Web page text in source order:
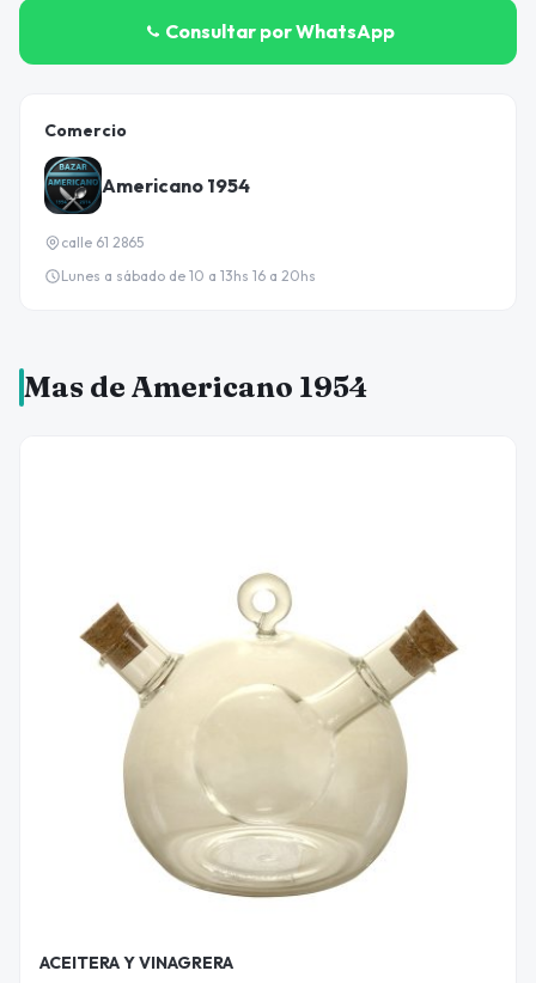
Consultar por WhatsApp
Comercio
Americano 1954
calle 61 2865
Lunes a sábado de 10 a 13hs 16 a 20hs
Mas de Americano 1954
ACEITERA Y VINAGRERA